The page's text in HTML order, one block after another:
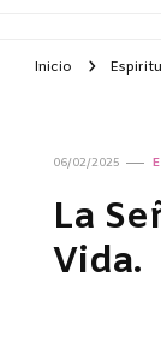
Inicio
06/02/2025
La
Vida.